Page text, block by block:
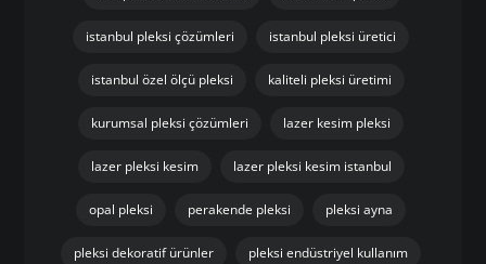
istanbul pleksi çözümleri istanbul pleksi üretici
istanbul özel ölçü pleksi kaliteli pleksi üretimi
kurumsal pleksi çözümleri lazer kesim pleksi
lazer pleksi kesim lazer pleksi kesim istanbul
opal pleksi perakende pleksi pleksi ayna
pleksi dekoratif ürünler pleksi endüstriyel kullanım